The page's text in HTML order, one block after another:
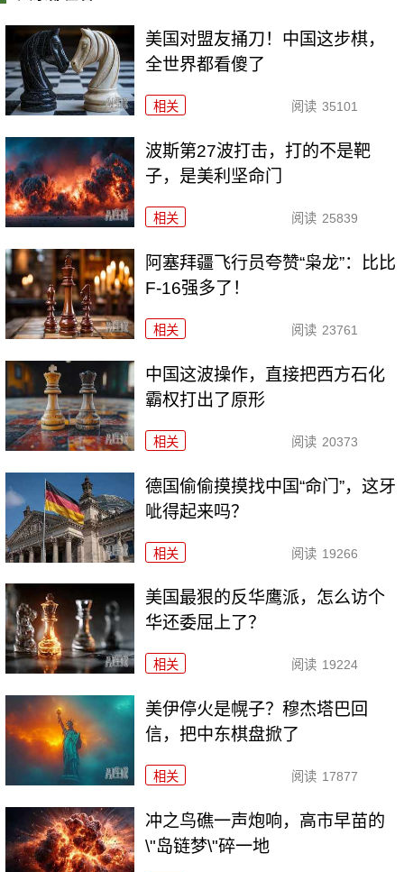
美国对盟友捅刀！中国这步棋，
全世界都看傻了
相关 阅读 35101
波斯第27波打击，打的不是靶
子，是美利坚命门
相关 阅读 25839
阿塞拜疆飞行员夸赞“枭龙”：比比
F-16强多了！
相关 阅读 23761
中国这波操作，直接把西方石化
霸权打出了原形
相关 阅读 20373
德国偷偷摸摸找中国“命门”，这牙
呲得起来吗？
相关 阅读 19266
美国最狠的反华鹰派，怎么访个
华还委屈上了？
相关 阅读 19224
美伊停火是幌子？穆杰塔巴回
信，把中东棋盘掀了
相关 阅读 17877
冲之鸟礁一声炮响，高市早苗的
\"岛链梦\"碎一地